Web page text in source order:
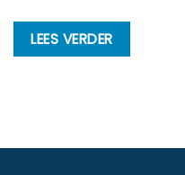
LEES VERDER